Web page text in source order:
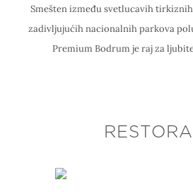
Smešten između svetlucavih
zadivljujućih nacionalnih parkova
Premium Bodrum je raj za